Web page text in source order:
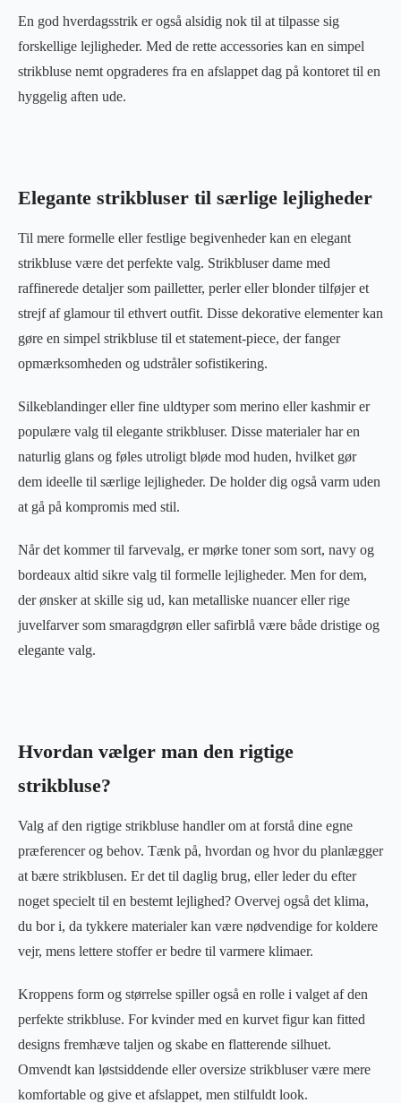
En god hverdagsstrik er også alsidig nok til at tilpasse sig
forskellige lejligheder. Med de rette accessories kan en simpel
strikbluse nemt opgraderes fra en afslappet dag på kontoret til en
hyggelig aften ude.
Elegante strikbluser til særlige lejligheder
Til mere formelle eller festlige begivenheder kan en elegant
strikbluse være det perfekte valg. Strikbluser dame med
raffinerede detaljer som pailletter, perler eller blonder tilføjer et
strejf af glamour til ethvert outfit. Disse dekorative elementer kan
gøre en simpel strikbluse til et statement-piece, der fanger
opmærksomheden og udstråler sofistikering.
Silkeblandinger eller fine uldtyper som merino eller kashmir er
populære valg til elegante strikbluser. Disse materialer har en
naturlig glans og føles utroligt bløde mod huden, hvilket gør
dem ideelle til særlige lejligheder. De holder dig også varm uden
at gå på kompromis med stil.
Når det kommer til farvevalg, er mørke toner som sort, navy og
bordeaux altid sikre valg til formelle lejligheder. Men for dem,
der ønsker at skille sig ud, kan metalliske nuancer eller rige
juvelfarver som smaragdgrøn eller safirblå være både dristige og
elegante valg.
Hvordan vælger man den rigtige
strikbluse?
Valg af den rigtige strikbluse handler om at forstå dine egne
præferencer og behov. Tænk på, hvordan og hvor du planlægger
at bære strikblusen. Er det til daglig brug, eller leder du efter
noget specielt til en bestemt lejlighed? Overvej også det klima,
du bor i, da tykkere materialer kan være nødvendige for koldere
vejr, mens lettere stoffer er bedre til varmere klimaer.
Kroppens form og størrelse spiller også en rolle i valget af den
perfekte strikbluse. For kvinder med en kurvet figur kan fitted
designs fremhæve taljen og skabe en flatterende silhuet.
Omvendt kan løstsiddende eller oversize strikbluser være mere
komfortable og give et afslappet, men stilfuldt look.